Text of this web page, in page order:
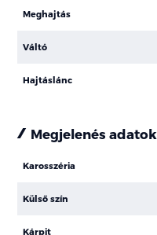
Meghajtás
Váltó
Hajtáslánc
Megjelenés adatok
Karosszéria
Külső szín
Kárpit